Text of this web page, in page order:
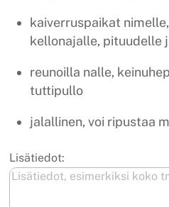
kaiverruspaikat
kellonajalle, pituudelle
reunoilla nalle,
tuttipullo
jalallinen, voi ripustaa
Lisätiedot: